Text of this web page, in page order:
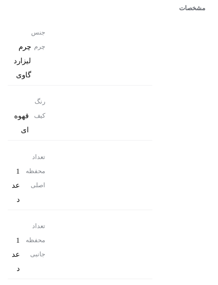
مشخصات
جنس
چرم چرم
لیزارد
گاوی
رنگ
کیف
قهوه
ای
تعداد
محفظه
اصلی
1
عد
د
تعداد
محفظه
جانبی
1
عد
د